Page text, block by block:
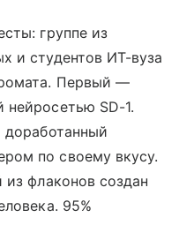
группе из
и студентов ИТ-вуза
Первый —
нейросетью SD-1.
по своему вкусу.
флаконов создан
95%